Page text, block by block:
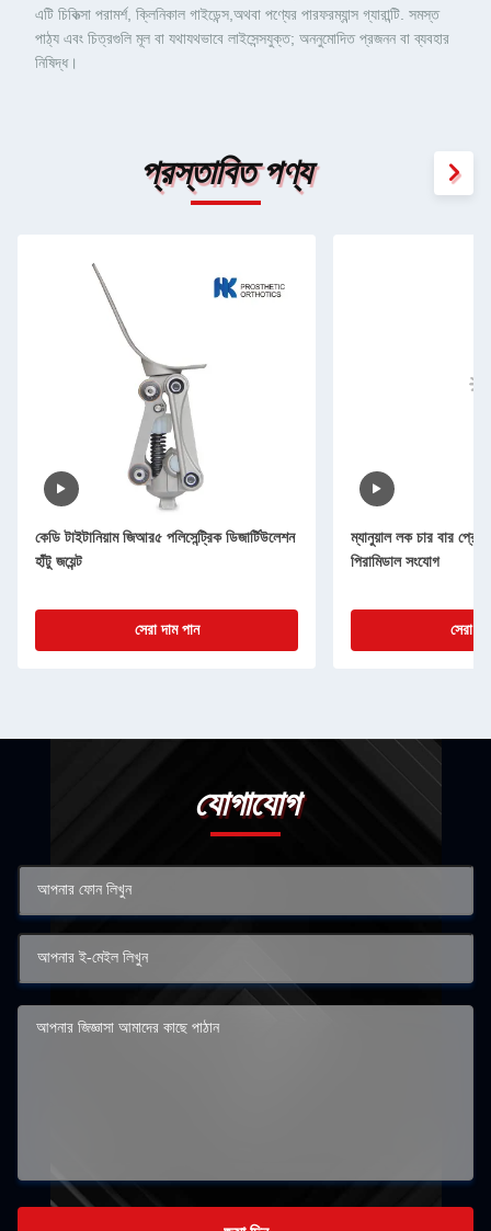
এটি চিকিত্সা পরামর্শ, ক্লিনিকাল গাইডেন্স,অথবা পণ্যের পারফরম্যান্স গ্যারান্টি. সমস্ত
পাঠ্য এবং চিত্রগুলি মূল বা যথাযথভাবে লাইসেন্সযুক্ত; অননুমোদিত প্রজনন বা ব্যবহার
নিষিদ্ধ।
প্রস্তাবিত পণ্য
কেডি টাইটানিয়াম জিআর৫ পলিসেন্ট্রিক ডিজার্টিউলেশন
হাঁটু জয়েন্ট
সেরা দাম পান
ম্যানুয়াল লক চার বার
পিরামিডাল সংযোগ
সেরা
যোগাযোগ